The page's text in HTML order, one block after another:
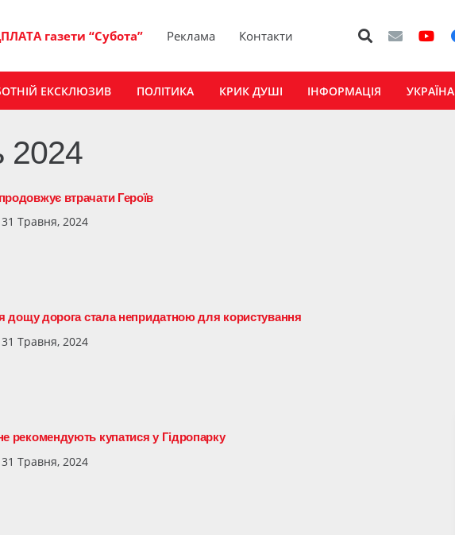
газети “Субота” Реклама Контакти
ЕКСКЛЮЗИВ ПОЛІТИКА КРИК ДУШІ ІНФОРМАЦІЯ УКРАЇНА
2024
втрачати Героїв
Травня, 2024
дощу дорога стала непридатною для користування
Травня, 2024
рекомендують купатися у Гідропарку
Травня, 2024